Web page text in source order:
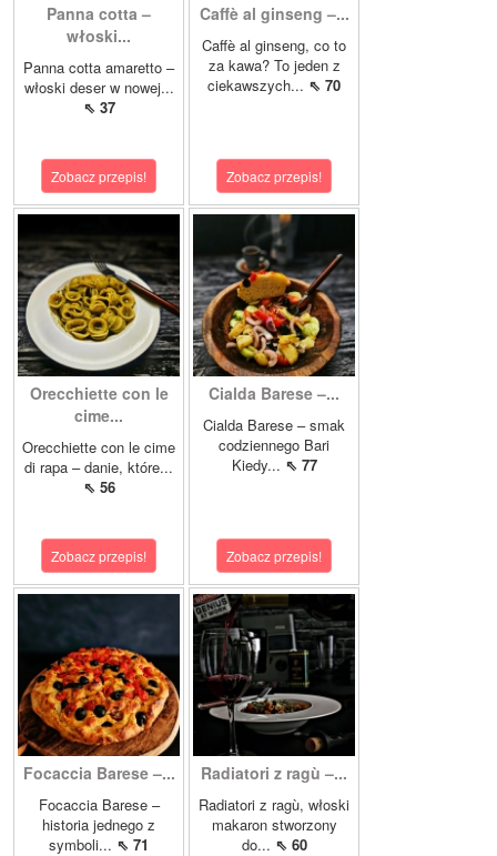
Panna cotta –
włoski...
Panna cotta amaretto –
włoski deser w nowej...
⇖ 37
Zobacz przepis!
Caffè al ginseng –...
Caffè al ginseng, co to
za kawa? To jeden z
ciekawszych... ⇖ 70
Zobacz przepis!
Orecchiette con le
cime...
Orecchiette con le cime
di rapa – danie, które...
⇖ 56
Zobacz przepis!
Cialda Barese –...
Cialda Barese – smak
codziennego Bari
Kiedy... ⇖ 77
Zobacz przepis!
Focaccia Barese –...
Focaccia Barese –
historia jednego z
symboli... ⇖ 71
Radiatori z ragù –...
Radiatori z ragù, włoski
makaron stworzony
do... ⇖ 60